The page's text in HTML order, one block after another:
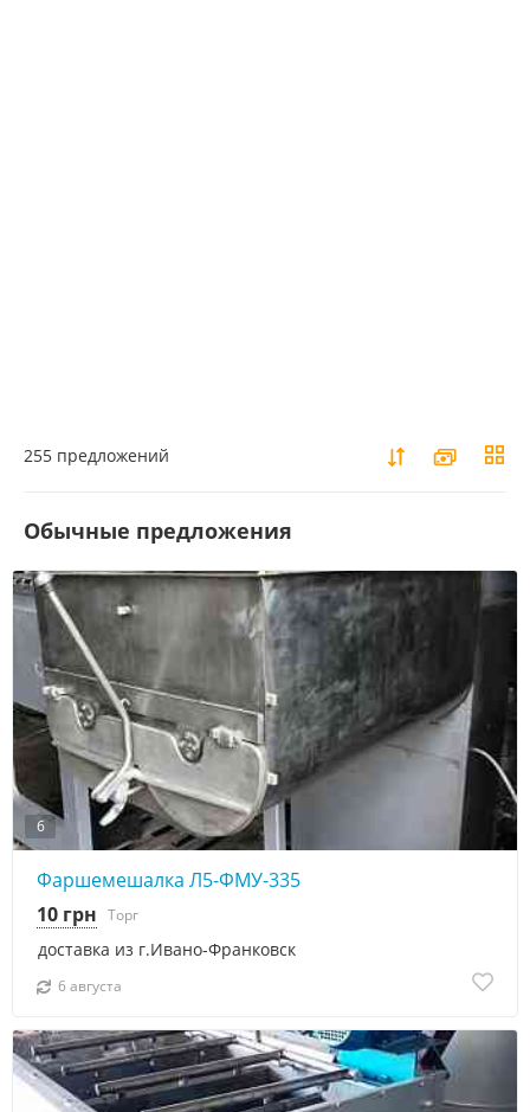
255 предложений
Обычные предложения
6
Фаршемешалка Л5-ФМУ-335
доставка из г.Ивано-Франковск
10 грн Торг
6 августа